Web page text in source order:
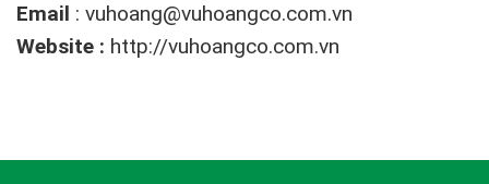
Email : vuhoang@vuhoangco.com.vn
Website : http://vuhoangco.com.vn